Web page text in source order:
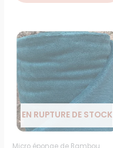
EN RUPTURE DE STOCK